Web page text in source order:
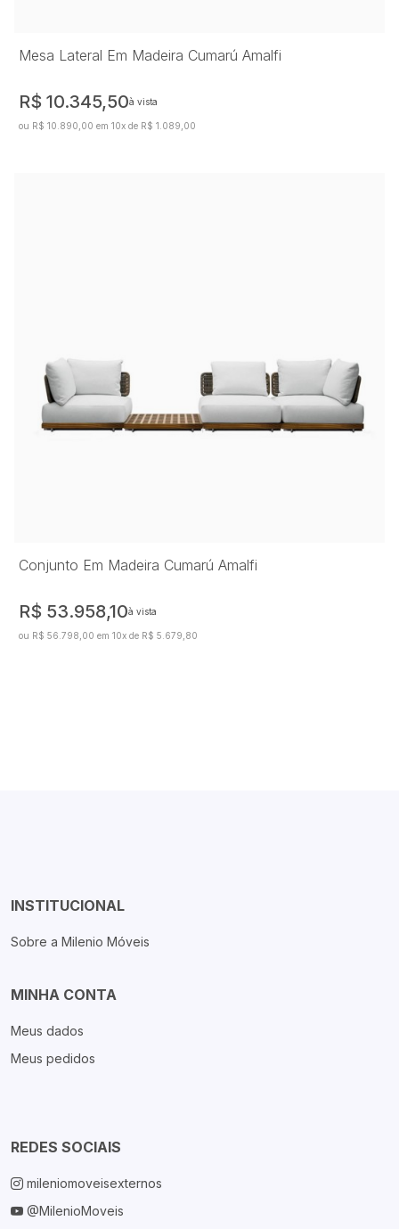
Mesa Lateral Em Madeira Cumarú Amalfi
R$ 10.345,50à vista
ou R$ 10.890,00 em 10x de R$ 1.089,00
Conjunto Em Madeira Cumarú Amalfi
R$ 53.958,10à vista
ou R$ 56.798,00 em 10x de R$ 5.679,80
INSTITUCIONAL
Sobre a Milenio Móveis
MINHA CONTA
Meus dados
Meus pedidos
REDES SOCIAIS
mileniomoveisexternos
@MilenioMoveis